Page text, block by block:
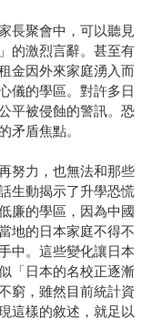
長聚會中，可以聽見
的激烈言辭。甚至有
金因外來家庭湧入而
儀的學區。對許多日
平被侵蝕的警訊。恐
矛盾焦點。
努力，也無法和那些
生動揭示了升學恐慌
廉的學區，因為中國
地的日本家庭不得不
中。這些變化讓日本
「日本的名校正逐漸
窮，雖然目前統計資
這樣的敘述，就足以